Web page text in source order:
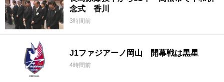
念式 香川
3時間前
J1ファジアーノ岡山 開幕戦は黒星
4時間前